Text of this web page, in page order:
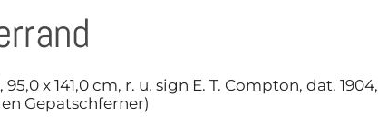
x 141,0 cm, r. u. sign E. T. Compton, dat. 1904,
Gepatschferner)